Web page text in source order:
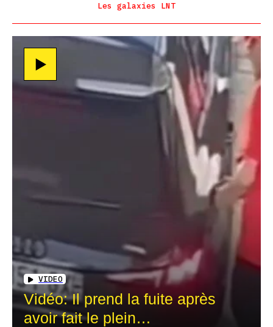
Les galaxies LNT
VIDEO
Vidéo: Il prend la fuite après
avoir fait le plein…